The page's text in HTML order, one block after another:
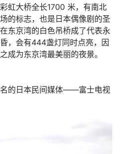
虹大桥全长1700 米，有南北
的标志，也是日本偶像剧的圣
东京湾的白色吊桥成了代表永
，会有444盏灯同时点亮，因
成为东京湾最美丽的夜景。
的日本民间媒体——富士电视